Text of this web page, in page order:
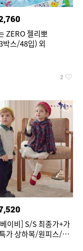
ZERO 젤리뽀
박스/48입) 외
2
이비] S/S 최종가+가
가 상하복/원피스/내